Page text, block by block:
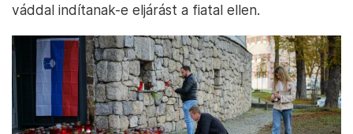
váddal indítanak-e eljárást a fiatal ellen.